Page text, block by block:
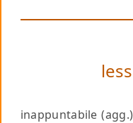
inappuntabile